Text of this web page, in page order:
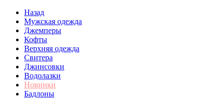
Назад
Мужская одежда
Джемперы
Кофты
Верхняя одежда
Свитера
Джинсовки
Водолазки
Новинки
Бадлоны